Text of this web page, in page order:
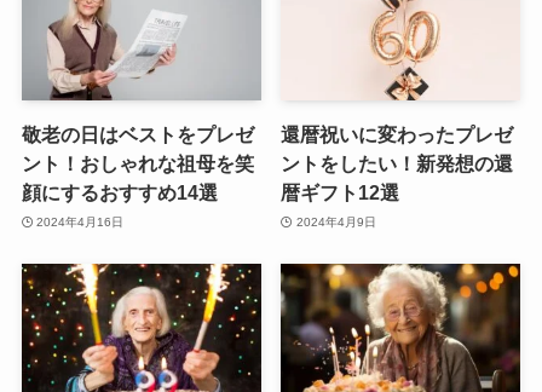
敬老の日はベストをプレゼ
ント！おしゃれな祖母を笑
顔にするおすすめ14選
2024年4月16日
還暦祝いに変わったプレゼ
ントをしたい！新発想の還
暦ギフト12選
2024年4月9日